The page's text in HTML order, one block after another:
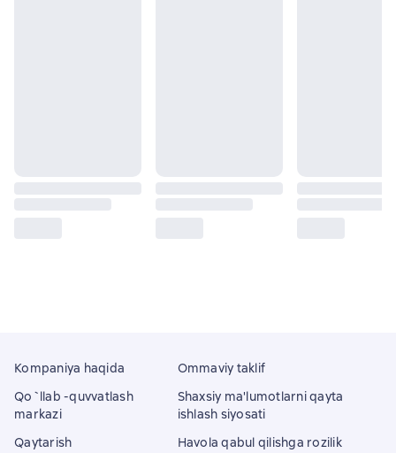
Kompaniya haqida
Qo`llab -quvvatlash
markazi
Qaytarish
Ommaviy taklif
Shaxsiy ma'lumotlarni qayta
ishlash siyosati
Havola qabul qilishga rozilik